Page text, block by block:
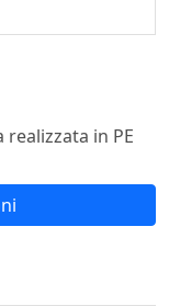
realizzata in PE